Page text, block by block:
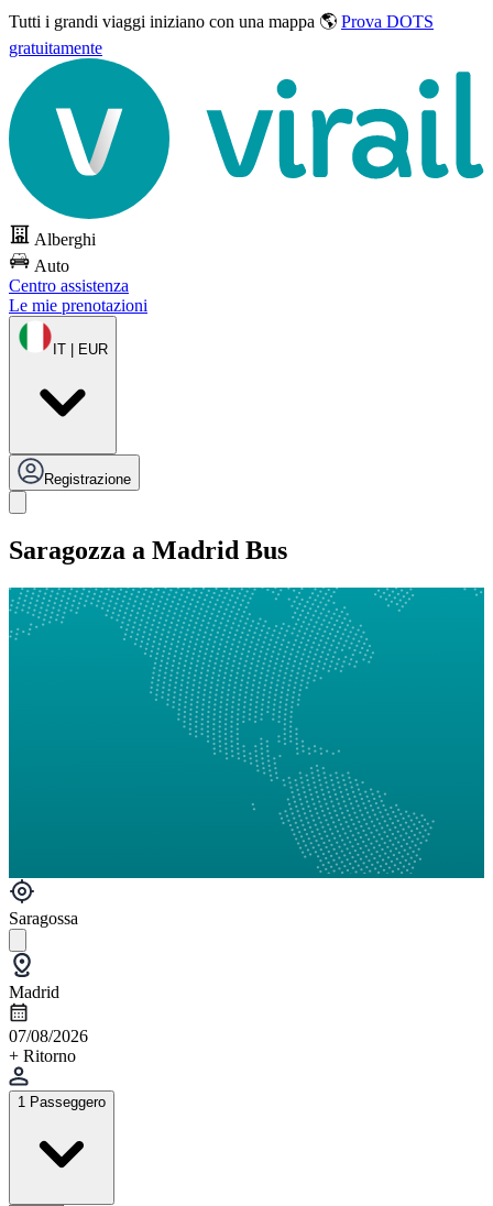
Tutti i grandi viaggi iniziano con una mappa 🌎 Prova DOTS
gratuitamente
Alberghi
Auto
Centro assistenza
Le mie prenotazioni
IT | EUR
Registrazione
Saragozza a Madrid Bus
Saragossa
Madrid
07/08/2026
+ Ritorno
1 Passeggero